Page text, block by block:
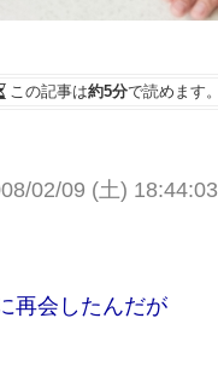
この記事は約5分で読めます。
02/09 (土) 18:44:03
再会したんだが